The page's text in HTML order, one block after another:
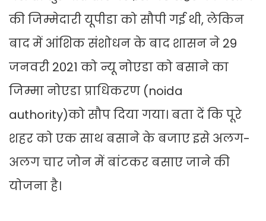
की जिम्मेदारी यूपीडा को सौपी गई थी, लेकिन
बाद में आंशिक संशोधन के बाद शासन ने 29
जनवरी 2021 को न्यू नोएडा को बसाने का
जिम्मा नोएडा प्राधिकरण (noida
authority)को सौप दिया गया। बता दें कि पूरे
शहर को एक साथ बसाने के बजाए इसे अलग-
अलग चार जोन में बांटकर बसाए जाने की
योजना है।